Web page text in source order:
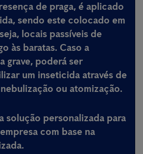
de praga, é aplicado
sendo este colocado em
locais passíveis de
às baratas. Caso a
grave, poderá ser
um inseticida através de
ou atomização.
solução personalizada para
com base na